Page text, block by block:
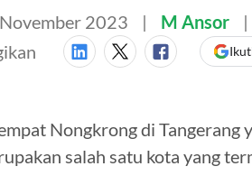
2023
M Ansor
Nongkrong di Tangerang
salah satu kota yang